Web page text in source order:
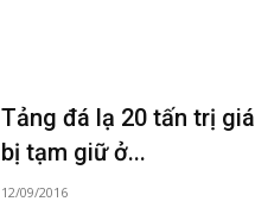
Tảng đá lạ 20 tấn trị
bị tạm giữ ở...
12/09/2016